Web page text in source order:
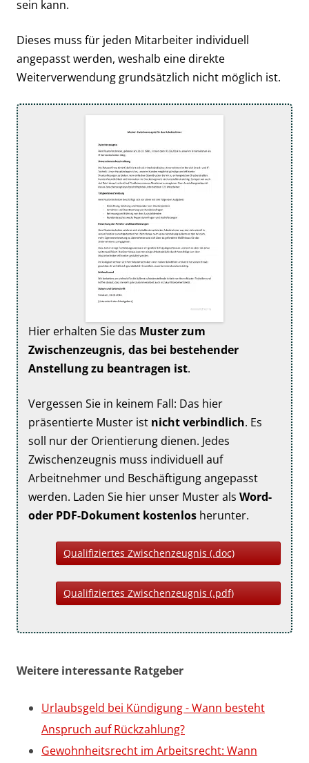
sein kann.
Dieses muss für jeden Mitarbeiter individuell
angepasst werden, weshalb eine direkte
Weiterverwendung grundsätzlich nicht möglich ist.
Hier erhalten Sie das Muster zum
Zwischenzeugnis, das bei bestehender
Anstellung zu beantragen ist.
Vergessen Sie in keinem Fall: Das hier
präsentierte Muster ist nicht verbindlich. Es
soll nur der Orientierung dienen. Jedes
Zwischenzeugnis muss individuell auf
Arbeitnehmer und Beschäftigung angepasst
werden. Laden Sie hier unser Muster als Word-
oder PDF-Dokument kostenlos herunter.
Qualifiziertes Zwischenzeugnis (.doc)
Qualifiziertes Zwischenzeugnis (.pdf)
Weitere interessante Ratgeber
Urlaubsgeld bei Kündigung - Wann besteht
Anspruch auf Rückzahlung?
Gewohnheitsrecht im Arbeitsrecht: Wann